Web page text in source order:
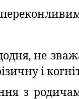
не
і
з